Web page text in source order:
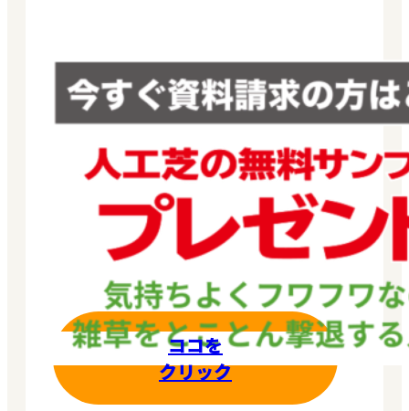
ココを
クリック